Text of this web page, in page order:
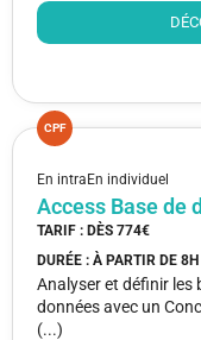
CPF
En intraEn individuel
Access Base de
TARIF : DÈS 774€
DURÉE : À PARTIR DE 8H
Analyser et définir les
données avec un
(...)